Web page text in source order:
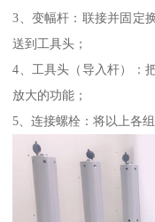
3、变幅杆：联接并固定
送到工具头；
4、工具头（导入杆）：
放大的功能；
5、连接螺栓：将以上各